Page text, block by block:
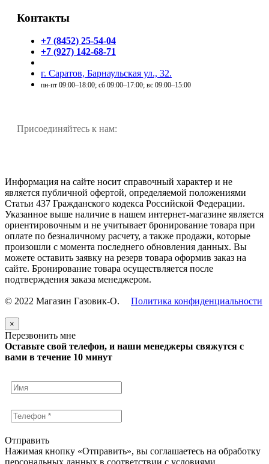
Контакты
+7 (8452) 25-54-04
+7 (927) 142-68-71
г. Саратов, Барнаульская ул., 32.
пн-пт 09:00–18:00; сб 09:00–17:00; вс 09:00–15:00
Присоединяйтесь к нам:
Информация на сайте носит справочный характер и не
является публичной офертой, определяемой положениями
Статьи 437 Гражданского кодекса Российской Федерации.
Указанное выше наличие в нашем интернет-магазине является
ориентировочным и не учитывает бронирование товара при
оплате по безналичному расчету, а также продажи, которые
произошли с момента последнего обновления данных. Вы
можете оставить заявку на резерв товара оформив заказ на
сайте. Бронирование товара осуществляется после
подтверждения заказа менеджером.
© 2022 Магазин Газовик-О. Политика конфиденциальности
×
Перезвонить мне
Оставьте свой телефон, и наши менеджеры свяжутся с
вами в течение 10 минут
Отправить
Нажимая кнопку «Отправить», вы соглашаетесь на обработку